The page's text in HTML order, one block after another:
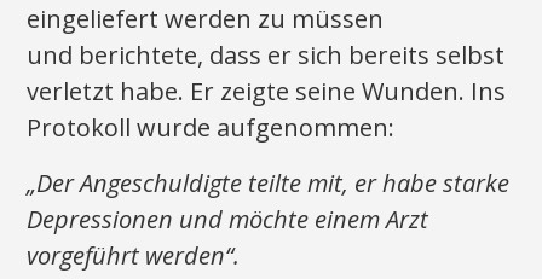
eingeliefert werden zu müssen
und berichtete, dass er sich bereits selbst
verletzt habe. Er zeigte seine Wunden. Ins
Protokoll wurde aufgenommen:
„Der Angeschuldigte teilte mit, er habe starke
Depressionen und möchte einem Arzt
vorgeführt werden“.